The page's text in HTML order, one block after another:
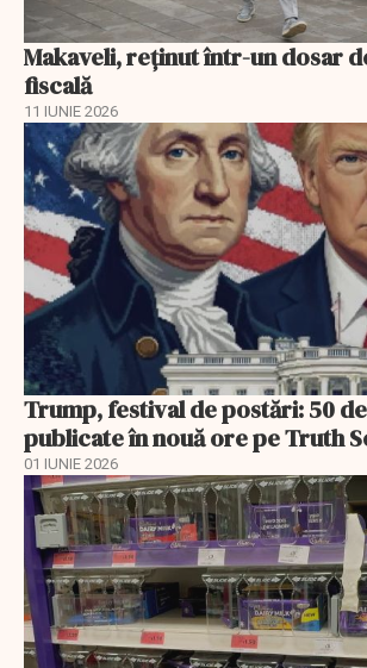
Makaveli, reţinut într-un dosar
fiscală
11 IUNIE 2026
Trump, festival de postări: 50
publicate în nouă ore pe Truth
01 IUNIE 2026